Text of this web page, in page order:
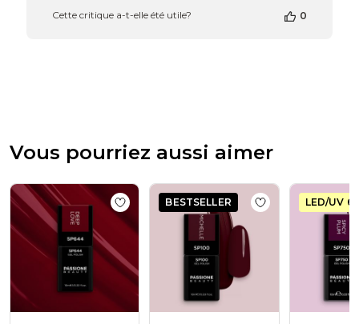
de
du
Jul
30
2026
Cette critique a-t-elle été utile? 0
Vous pourriez aussi aimer
Add to wishlist Vernis semi-permanent
BESTSELLER Add to wishlist
LED/UV